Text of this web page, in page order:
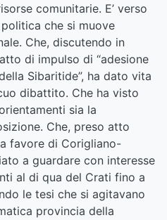
comunitarie. E’ verso
che si muove
Che, discutendo in
di impulso di “adesione
Sibaritide”, ha dato vita
dibattito. Che ha visto
sia la
Che, preso atto
favore di Corigliano-
a guardare con interesse
al di qua del Crati fino a
le tesi che si agitavano
provincia della